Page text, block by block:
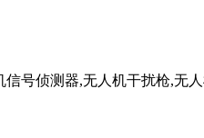
号侦测器,无人机干扰枪,无